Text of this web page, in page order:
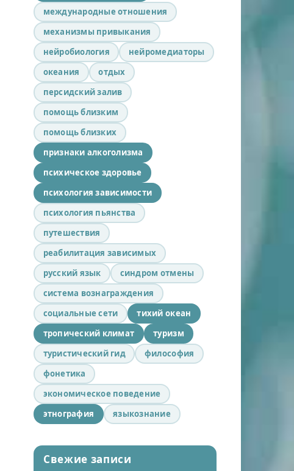
международные отношения
механизмы привыкания
нейробиология
нейромедиаторы
океания
отдых
персидский залив
помощь близким
помощь близких
признаки алкоголизма
психическое здоровье
психология зависимости
психология пьянства
путешествия
реабилитация зависимых
русский язык
синдром отмены
система вознаграждения
социальные сети
тихий океан
тропический климат
туризм
туристический гид
философия
фонетика
экономическое поведение
этнография
языкознание
Свежие записи